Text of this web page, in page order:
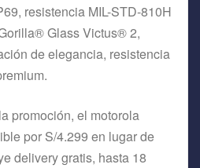
resistencia MIL-STD-810H
Glass Victus® 2,
de elegancia, resistencia
promoción, el motorola
por S/4.299 en lugar de
delivery gratis, hasta 18